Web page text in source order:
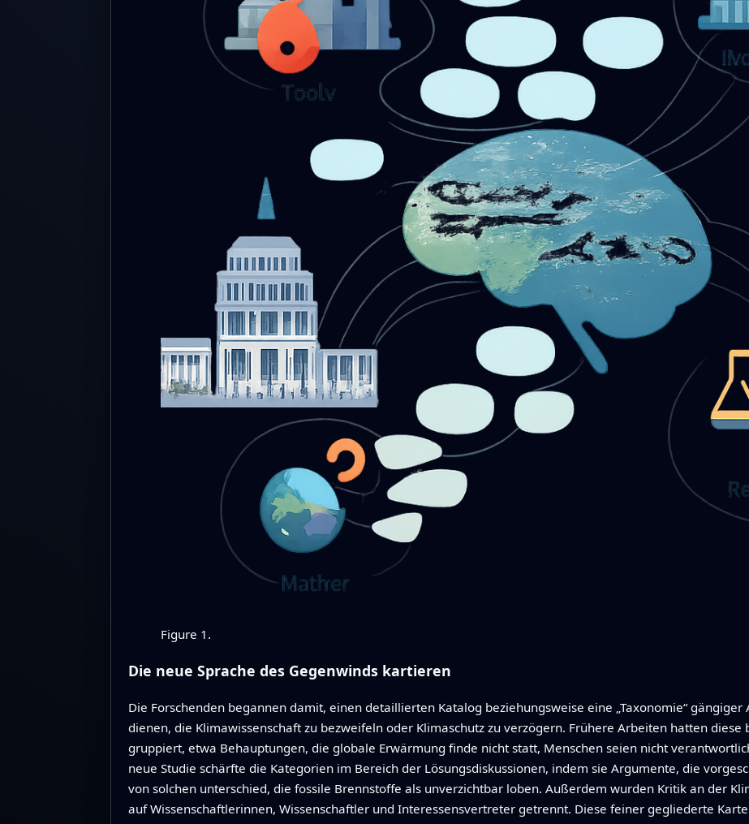
Figure 1.
Die neue Sprache des Gegenwinds kartieren
Die Forschenden begannen damit, einen detaillierten Katalog beziehungsweise eine „Taxonomie“
dienen, die Klimawissenschaft zu bezweifeln oder Klimaschutz zu verzögern. Frühere Arbeiten hatten
gruppiert, etwa Behauptungen, die globale Erwärmung finde nicht statt, Menschen seien nicht
neue Studie schärfte die Kategorien im Bereich der Lösungsdiskussionen, indem sie Argumente, die
von solchen unterschied, die fossile Brennstoffe als unverzichtbar loben. Außerdem wurden Kritik an der
auf Wissenschaftlerinnen, Wissenschaftler und Interessensvertreter getrennt. Diese feiner gegliederte